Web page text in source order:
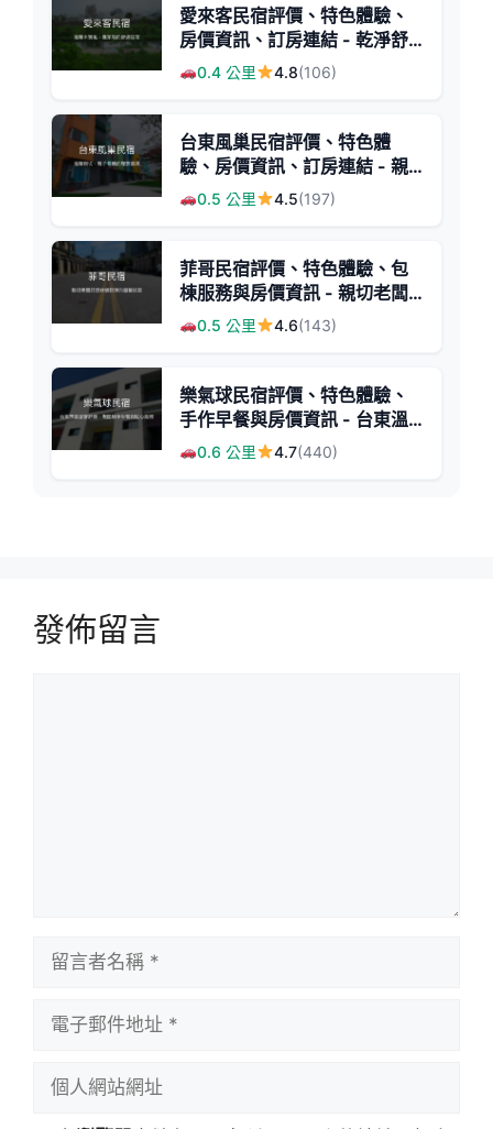
愛來客民宿評價、特色體驗、
房價資訊、訂房連結 - 乾淨舒
適近鐵花村
0.4 公里 4.8(106)
台東風巢民宿評價、特色體
驗、房價資訊、訂房連結 - 親
子友善與包棟首選
0.5 公里 4.5(197)
菲哥民宿評價、特色體驗、包
棟服務與房價資訊 - 親切老闆
與舒適乾淨住宿
0.5 公里 4.6(143)
樂氣球民宿評價、特色體驗、
手作早餐與房價資訊 - 台東溫
馨住宿首選
0.6 公里 4.7(440)
發佈留言